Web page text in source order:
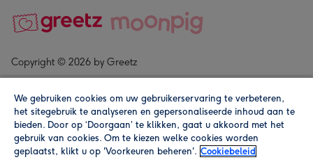
Copyright © 2026 by Greetz
Alle prijzen zijn inclusief btw en andere heffingen. Lees de
We gebruiken cookies om uw gebruikerservaring te verbeteren,
het sitegebruik te analyseren en gepersonaliseerde inhoud aan te
bieden. Door op ‘Doorgaan’ te klikken, gaat u akkoord met het
gebruik van cookies. Om te kiezen welke cookies worden
geplaatst, klikt u op 'Voorkeuren beheren'. Cookiebeleid